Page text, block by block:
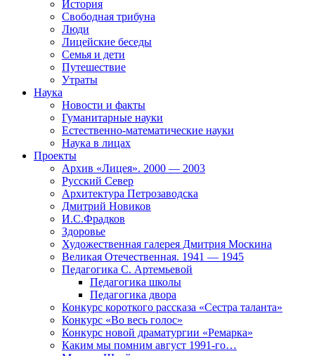
История
Свободная трибуна
Люди
Лицейские беседы
Семья и дети
Путешествие
Утраты
Наука
Новости и факты
Гуманитарные науки
Естественно-математические науки
Наука в лицах
Проекты
Архив «Лицея». 2000 — 2003
Русский Север
Архитектура Петрозаводска
Дмитрий Новиков
И.С.Фрадков
Здоровье
Художественная галерея Дмитрия Москина
Великая Отечественная. 1941 — 1945
Педагогика С. Артемьевой
Педагогика школы
Педагогика двора
Конкурс короткого рассказа «Сестра таланта»
Конкурс «Во весь голос»
Конкурс новой драматургии «Ремарка»
Каким мы помним август 1991-го…